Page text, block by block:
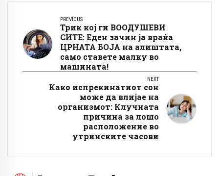
PREVIOUS
Трик кој ги ВООДУШЕВИ
СИТЕ: Еден зачин ја враќа
ЦРНАТА БОЈА на алиштата,
само ставете малку во
машината!
NEXT
Како испрекинатиот сон
може да влијае на
организмот: Клучната
причина за лошо
расположение во
утринските часови